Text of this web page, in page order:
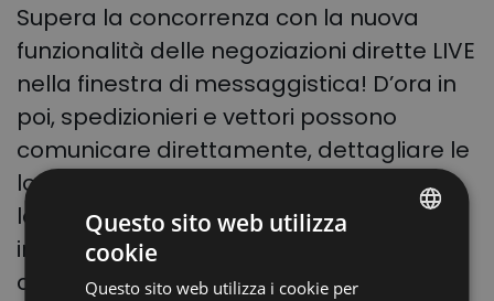
Supera la concorrenza con la nuova
funzionalità delle negoziazioni dirette LIVE
nella finestra di messaggistica! D’ora in
poi, spedizionieri e vettori possono
comunicare direttamente, dettagliare le
loro esigenze e adattare i termini alle
loro esigenze, senza coinvolgere alcun
intermediario, il che porta ad una
cooperazione più agevole.
Questo sito web utilizza
cookie
Questo sito web utilizza i cookie per